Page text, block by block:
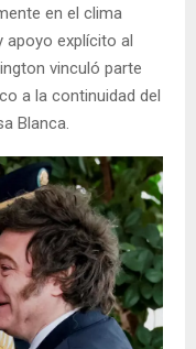
en el clima
explícito al
vinculó parte
a la continuidad del
Blanca.